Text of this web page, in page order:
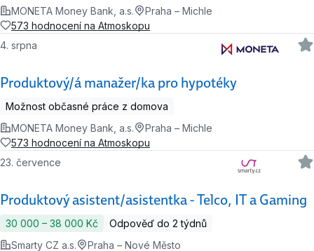
MONETA Money Bank, a.s.
Praha – Michle
573 hodnocení na Atmoskopu
Produktový/á manažer/ka pro hypotéky
4. srpna
Možnost občasné práce z domova
MONETA Money Bank, a.s.
Praha – Michle
573 hodnocení na Atmoskopu
Produktový asistent/asistentka - Telco, IT a Gaming
23. července
30 000 ‍–‍ 38 000 Kč
Odpověď do 2 týdnů
Smarty CZ a.s.
Praha – Nové Město